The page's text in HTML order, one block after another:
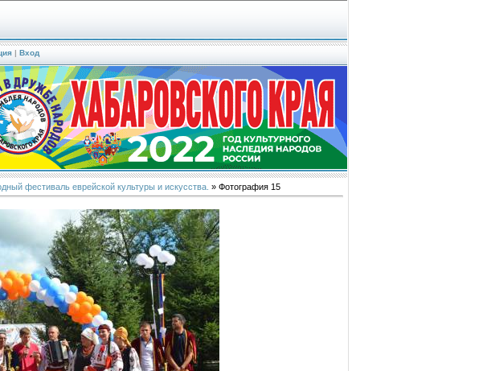
| Вход
фестиваль еврейской культуры и искусства. » Фотография 15